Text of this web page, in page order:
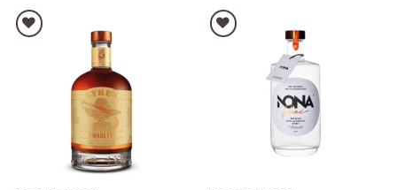
AJOUTER À LA LISTE D'ENVIES AJOUTER À LA LISTE D'ENVIES